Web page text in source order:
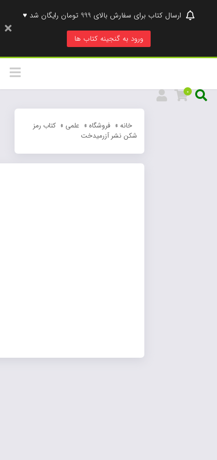
ارسال کتاب برای سفارش بالای 999 تومان رایگان شد ♥
ورود به گنجینه کتاب ها
فروشگاه » علمی » کتاب رمز
شکن نشر آزرمیدخت